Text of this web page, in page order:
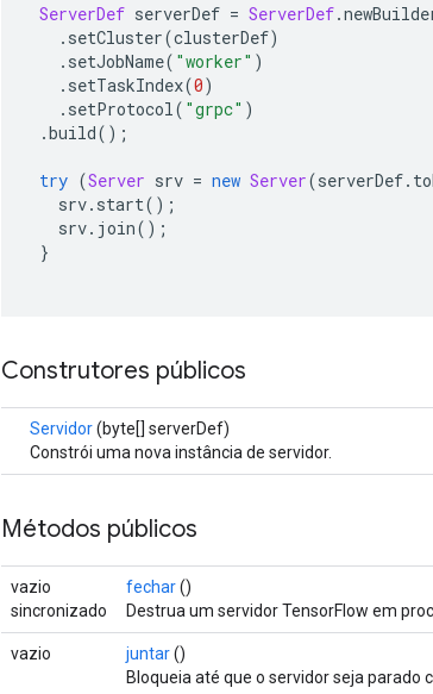
ServerDef serverDef = ServerDef.
. setCluster(clusterDef)
. setJobName( "worker" )
. setTaskIndex(0)
. setProtocol( "grpc" )
.build();
try (Server srv = new Server(serverDef.
srv. start();
srv. join();
}
Construtores públicos
Servidor(byte[] serverDef)
Constrói uma nova instância de servidor.
Métodos públicos
vazio
sincronizado
fechar()
Destrua um servidor TensorFlow em
vazio juntar()
Bloqueia até que o servidor seja parado